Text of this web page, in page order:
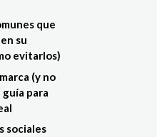
que
su
evitarlos)
(y no
para
sociales